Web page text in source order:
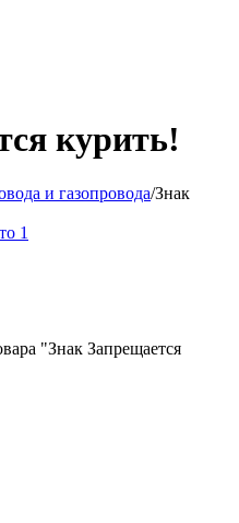
курить!
и газопровода/Знак
"Знак Запрещается